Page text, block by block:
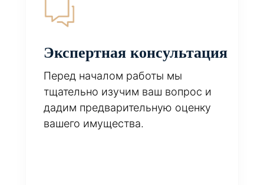
Экспертная консультация
Перед началом работы мы
тщательно изучим ваш вопрос и
дадим предварительную оценку
вашего имущества.